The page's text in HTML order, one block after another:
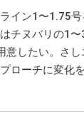
イン1〜1.75
チヌバリの1
意したい。さ
ローチに変化